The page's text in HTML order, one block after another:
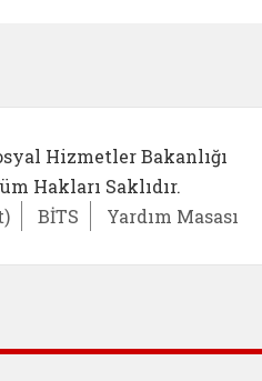
Hizmetler Bakanlığı
Hakları Saklıdır.
BİTS Yardım Masası